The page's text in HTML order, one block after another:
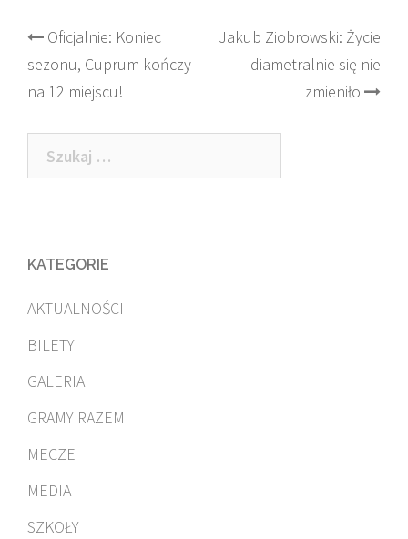
Post
navigation
Oficjalnie: Koniec
sezonu, Cuprum kończy
na 12 miejscu!
Jakub Ziobrowski: Życie
diametralnie się nie
zmieniło
Szukaj:
KATEGORIE
AKTUALNOŚCI
BILETY
GALERIA
GRAMY RAZEM
MECZE
MEDIA
SZKOŁY